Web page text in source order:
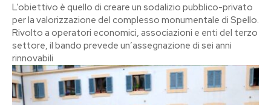
L’obiettivo è quello di creare un sodalizio pubblico-privato
per la valorizzazione del complesso monumentale di Spello.
Rivolto a operatori economici, associazioni e enti del terzo
settore, il bando prevede un’assegnazione di sei anni
rinnovabili